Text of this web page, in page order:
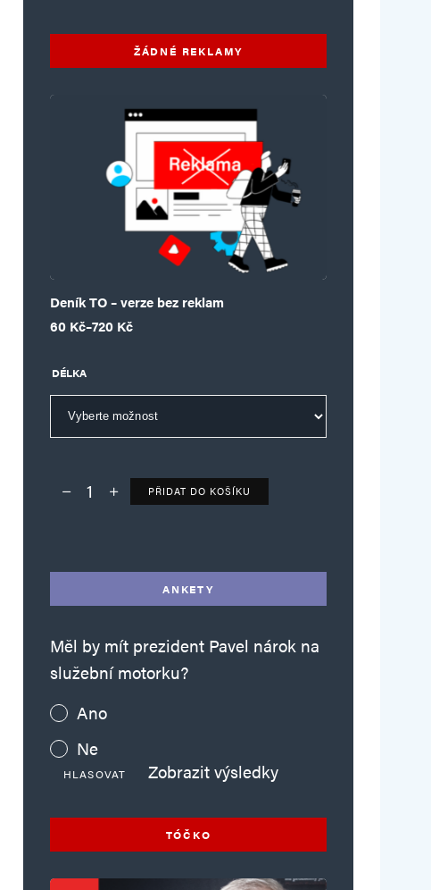
ŽÁDNÉ REKLAMY
Deník TO – verze bez reklam
60 Kč–720 Kč
Rozpětí cen: 60 Kč až 720 Kč
DÉLKA
Deník TO – verze bez reklam množství
PŘIDAT DO KOŠÍKU
ANKETY
Měl by mít prezident Pavel nárok na
služební motorku?
Ano
Ne
HLASOVAT Zobrazit výsledky
TÓČKO